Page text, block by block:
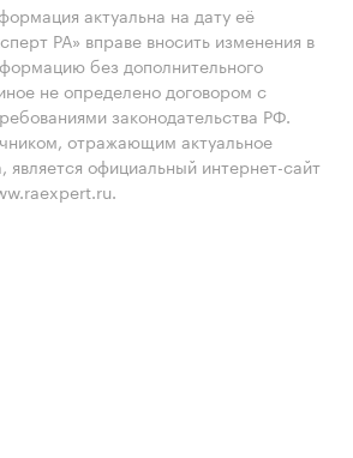
актуальна на дату её
РА» вправе вносить изменения в
без дополнительного
не определено договором с
законодательства РФ.
отражающим актуальное
является официальный интернет-сайт